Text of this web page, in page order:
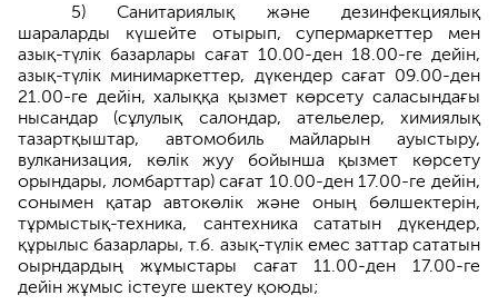
5) Санитариялық және дезинфекциялық
шараларды күшейте отырып, супермаркеттер мен
азық-түлік базарлары сағат 10.00-ден 18.00-ге дейін,
азық-түлік минимаркеттер, дүкендер сағат 09.00-ден
21.00-ге дейін, халыққа қызмет көрсету саласындағы
нысандар (сұлулық салондар, ательелер, химиялық
тазартқыштар, автомобиль майларын ауыстыру,
вулканизация, көлік жуу бойынша қызмет көрсету
орындары, ломбарттар) сағат 10.00-ден 17.00-ге дейін,
сонымен қатар автокөлік және оның бөлшектерін,
тұрмыстық-техника, сантехника сататын дүкендер,
құрылыс базарлары, т.б. азық-түлік емес заттар сататын
оырндардың жұмыстары сағат 11.00-ден 17.00-ге
дейін жұмыс істеуге шектеу қоюды;